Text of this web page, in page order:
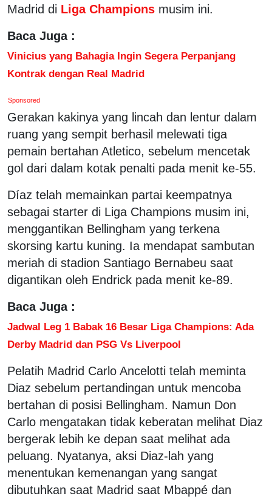
Madrid di Liga Champions musim ini.
Baca Juga :
Vinicius yang Bahagia Ingin Segera Perpanjang
Kontrak dengan Real Madrid
Sponsored
Gerakan kakinya yang lincah dan lentur dalam
ruang yang sempit berhasil melewati tiga
pemain bertahan Atletico, sebelum mencetak
gol dari dalam kotak penalti pada menit ke-55.
Díaz telah memainkan partai keempatnya
sebagai starter di Liga Champions musim ini,
menggantikan Bellingham yang terkena
skorsing kartu kuning. Ia mendapat sambutan
meriah di stadion Santiago Bernabeu saat
digantikan oleh Endrick pada menit ke-89.
Baca Juga :
Jadwal Leg 1 Babak 16 Besar Liga Champions: Ada
Derby Madrid dan PSG Vs Liverpool
Pelatih Madrid Carlo Ancelotti telah meminta
Diaz sebelum pertandingan untuk mencoba
bertahan di posisi Bellingham. Namun Don
Carlo mengatakan tidak keberatan melihat Diaz
bergerak lebih ke depan saat melihat ada
peluang. Nyatanya, aksi Diaz-lah yang
menentukan kemenangan yang sangat
dibutuhkan saat Madrid saat Mbappé dan